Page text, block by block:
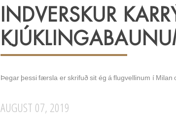
INDVERSKUR
Þegar þessi færsla er skrifuð sit ég á flugvellinum í
AUGUST 07, 2019